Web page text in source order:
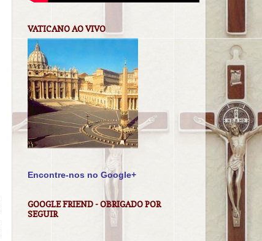
VATICANO AO VIVO
Encontre-nos no Google+
GOOGLE FRIEND - OBRIGADO POR
SEGUIR